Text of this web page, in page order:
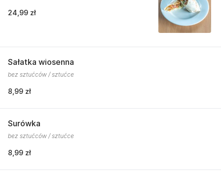
24,99 zł
Sałatka wiosenna
bez sztućców / sztućce
8,99 zł
Surówka
bez sztućców / sztućce
8,99 zł